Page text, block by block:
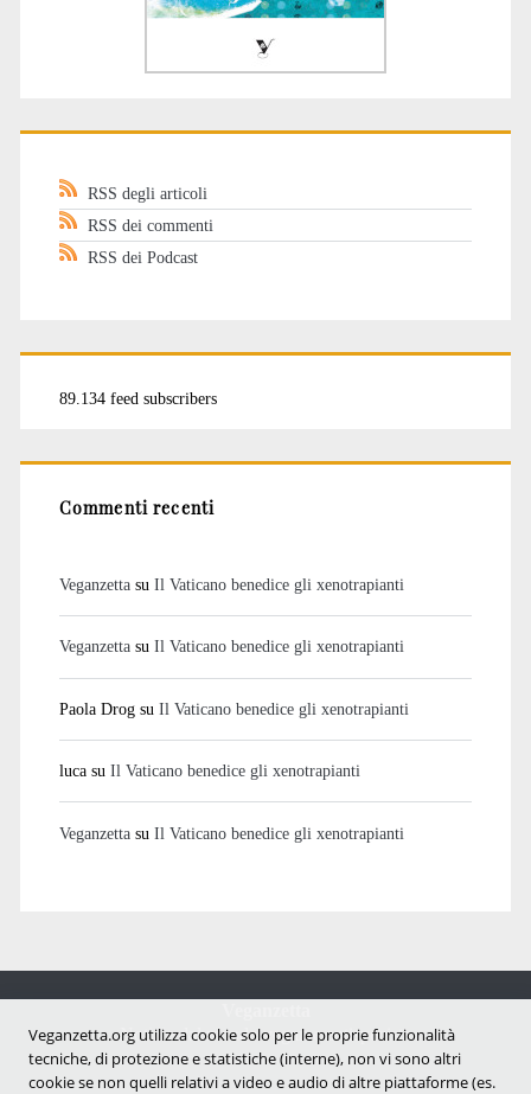
RSS degli articoli
RSS dei commenti
RSS dei Podcast
89.134 feed subscribers
Commenti recenti
Veganzettasu Il Vaticano benedice gli xenotrapianti
Veganzettasu Il Vaticano benedice gli xenotrapianti
Paola Drogsu Il Vaticano benedice gli xenotrapianti
lucasu Il Vaticano benedice gli xenotrapianti
Veganzettasu Il Vaticano benedice gli xenotrapianti
Notizie dal mondo vegan e antispecista
Veganzetta.org utilizza cookie solo per le proprie funzionalità
tecniche, di protezione e statistiche (interne), non vi sono altri
cookie se non quelli relativi a video e audio di altre piattaforme (es.